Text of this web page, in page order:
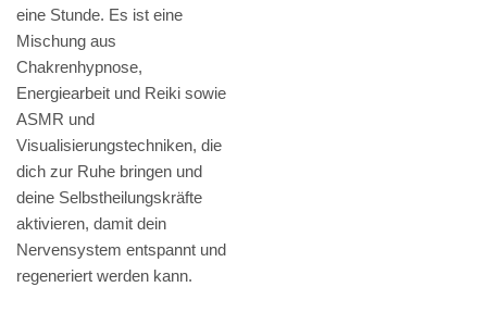
eine Stunde. Es ist eine
Mischung aus
Chakrenhypnose,
Energiearbeit und Reiki sowie
ASMR und
Visualisierungstechniken, die
dich zur Ruhe bringen und
deine Selbstheilungskräfte
aktivieren, damit dein
Nervensystem entspannt und
regeneriert werden kann.